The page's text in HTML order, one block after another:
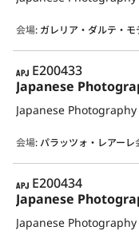
会場: ガレリア・ダルテ・モ
APJ
E200433
Japanese
Japanese
会場:パラッツォ・レアーレ
APJ
E200434
Japanese
Japanese